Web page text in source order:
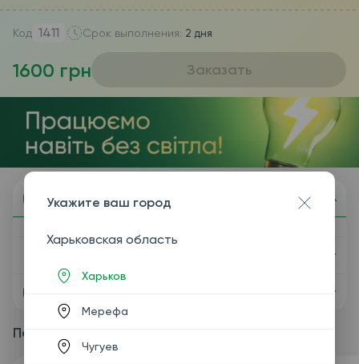
Код 1411 Срок выполнения: 2 дня
1600 грн Заказать
Описание
Пакетные предложения
Укажите ваш город
Харьковская область
Харьков
Мерефа
Чугуев